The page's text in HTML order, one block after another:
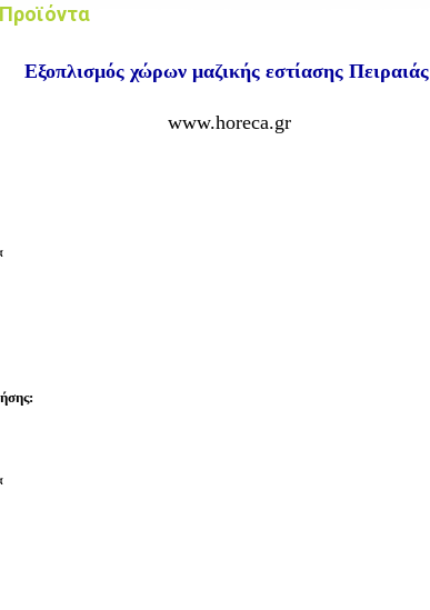
Εξοπλισμός χώρων μαζικής εστίασης Πειραιάς
www.horeca.gr